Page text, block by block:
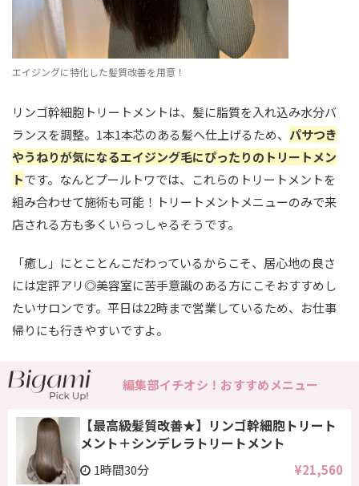
エイジングに特化した髪質改善を用意！
リンゴ幹細胞トリートメントは、髪に脂質を入れ込み水分バ
ランスを調整。1本1本芯のある髪へ仕上げるため、 パサつき
やうねりが気になるエイジング毛にぴったりのトリートメン
トです。なんとプールトワでは、これらのトリートメントを
組み合わせて施術も可能！トリートメントメニューのみで来
店される方も多くいらっしゃるそうです。
「癒し」にとことんこだわっているからこそ、居心地の良さ
には定評アリ◎美容室に苦手意識のある方にこそおすすめし
たいサロンです。平日は22時まで営業しているため、お仕事
帰りにも行きやすいですよ。
編集部イチオシ！おすすめメニュー
【最高級髪質改善★】リンゴ幹細胞トリート
メント＋シンデレラトリートメント
1時間30分 ¥21,560